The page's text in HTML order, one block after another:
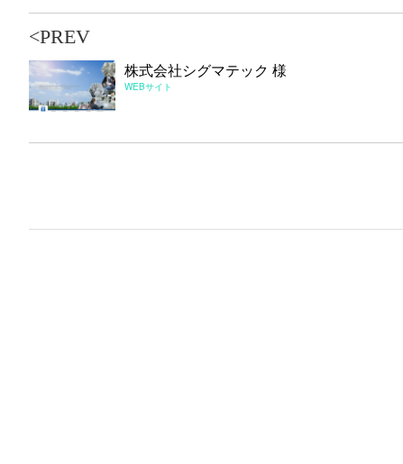
<PREV
株式会社シグマテック 様
WEBサイト